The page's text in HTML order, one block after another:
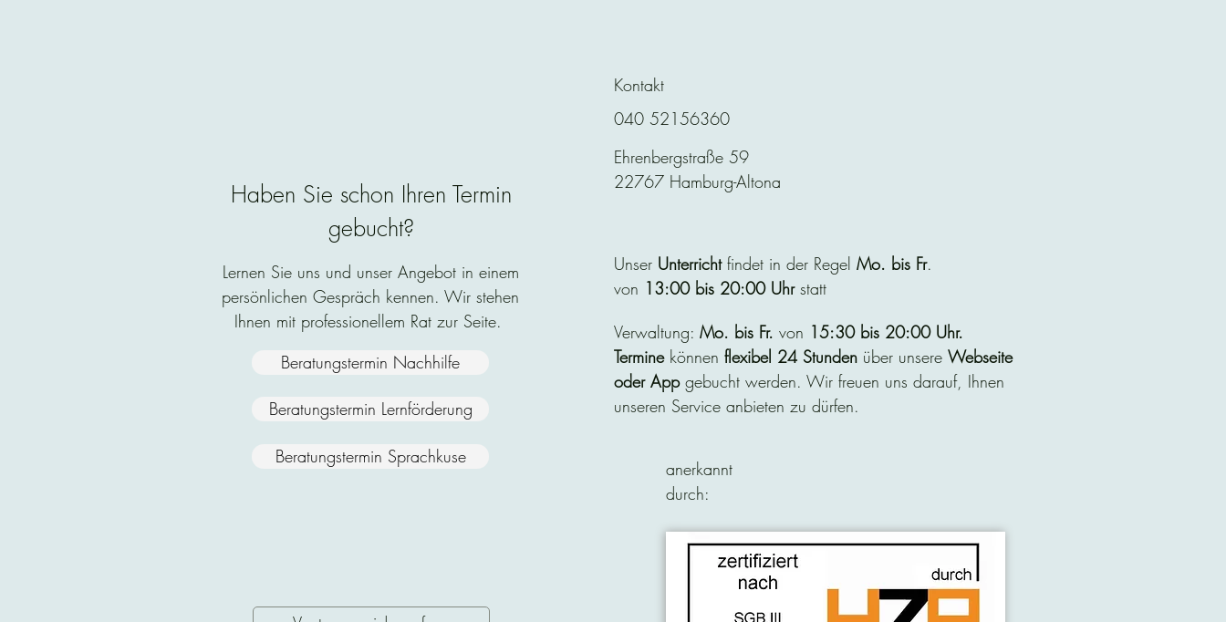
Haben Sie schon Ihren Termin
gebucht?
Lernen Sie uns und unser Angebot in einem
persönlichen Gespräch kennen. Wir stehen
Ihnen mit professionellem Rat zur Seite.
Beratungstermin Nachhilfe
Beratungstermin Lernförderung
Beratungstermin Sprachkuse
Kontakt
040 52156360
Ehrenbergstraße 59
22767 Hamburg-Altona
Unser Unterrichtfindet in der Regel Mo. bis Fr.
von 13:00 bis 20:00 Uhrstatt
Verwaltung: Mo. bis Fr. von 15:30 bis 20:00 Uhr.
Terminekönnen flexibel 24 Stunden über unsere Webseite
oder Appgebucht werden. Wir freuen uns darauf, Ihnen
unseren Service anbieten zu dürfen.
anerkannt
durch: